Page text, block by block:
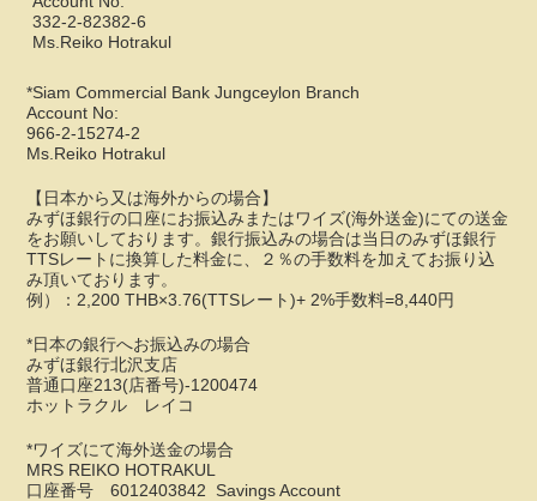
332-2-82382-6
Ms.Reiko Hotrakul
*Siam Commercial Bank Jungceylon Branch
Account No:
966-2-15274-2
Ms.Reiko Hotrakul
【日本から又は海外からの場合】
みずほ銀行の口座にお振込みまたはワイズ(海外送金)にての送金
をお願いしております。銀行振込みの場合は当日のみずほ銀行
TTSレートに換算した料金に、２％の手数料を加えてお振り込
み頂いております。
例）：2,200 THB×3.76(TTSレート)+ 2%手数料=8,440円
*日本の銀行へお振込みの場合
みずほ銀行北沢支店
普通口座213(店番号)-1200474
ホットラクル レイコ
*ワイズにて海外送金の場合
MRS REIKO HOTRAKUL
口座番号 6012403842 Savings Account